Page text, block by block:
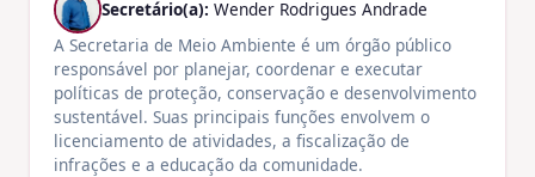
Secretário(a): Wender Rodrigues Andrade
A Secretaria de Meio Ambiente é um órgão público
responsável por planejar, coordenar e executar
políticas de proteção, conservação e desenvolvimento
sustentável. Suas principais funções envolvem o
licenciamento de atividades, a fiscalização de
infrações e a educação da comunidade.